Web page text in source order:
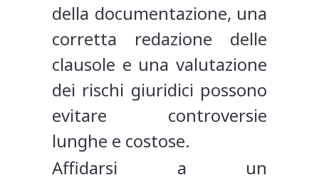
della documentazione, una
corretta redazione delle
clausole e una valutazione
dei rischi giuridici possono
evitare controversie
lunghe e costose.
Affidarsi a un